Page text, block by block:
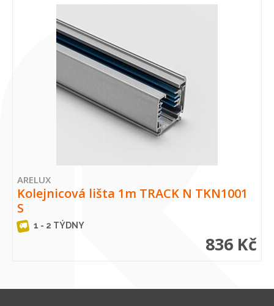
ARELUX
Kolejnicová lišta 1m TRACK N TKN1001
S
1 - 2 TÝDNY
836 Kč